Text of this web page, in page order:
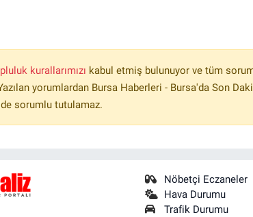
kurallarımızı kabul etmiş bulunuyor ve tüm
yorumlardan Bursa Haberleri - Bursa'da Son
sorumlu tutulamaz.
Nöbetçi Eczaneler
Hava Durumu
Trafik Durumu